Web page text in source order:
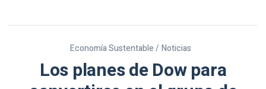
Economía Sustentable / Noticias
Los planes de Dow para